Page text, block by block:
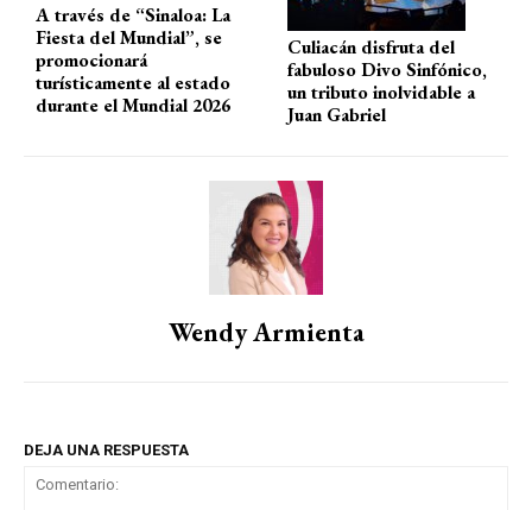
A través de “Sinaloa: La
Fiesta del Mundial”, se
promocionará
turísticamente al estado
durante el Mundial 2026
Culiacán disfruta del
fabuloso Divo Sinfónico,
un tributo inolvidable a
Juan Gabriel
Wendy Armienta
DEJA UNA RESPUESTA